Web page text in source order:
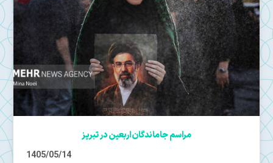
مراسم جاماندگان اربعین در تبریز
1405/05/14